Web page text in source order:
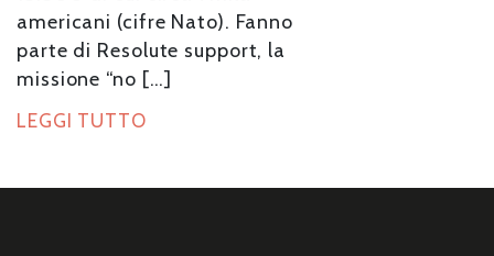
americani (cifre Nato). Fanno
parte di Resolute support, la
missione “no […]
LEGGI TUTTO